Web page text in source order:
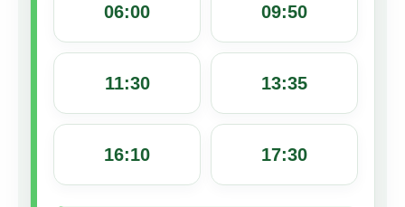
06:00 09:50
11:30 13:35
16:10 17:30